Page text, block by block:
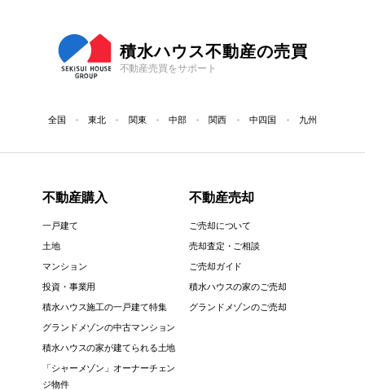
積水ハウス不動産の売買
不動産売買をサポート
全国 東北 関東 中部 関西 中四国 九州
不動産購入
一戸建て
土地
マンション
投資・事業用
積水ハウス施工の一戸建て特集
グランドメゾンの中古マンション
積水ハウスの家が建てられる土地
「シャーメゾン」オーナーチェン
ジ物件
不動産売却
ご売却について
売却査定・ご相談
ご売却ガイド
積水ハウスの家のご売却
グランドメゾンのご売却